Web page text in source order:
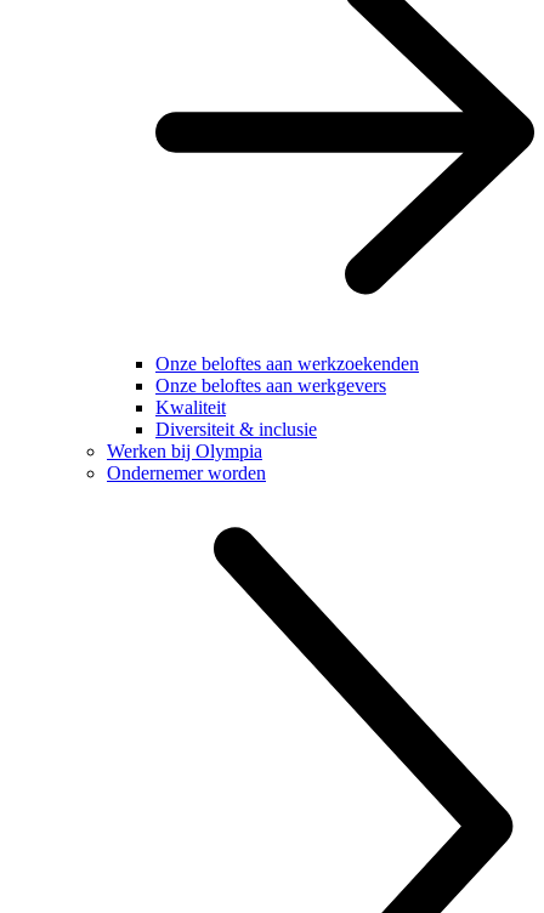
Onze beloftes aan werkzoekenden
Onze beloftes aan werkgevers
Kwaliteit
Diversiteit & inclusie
Werken bij Olympia
Ondernemer worden